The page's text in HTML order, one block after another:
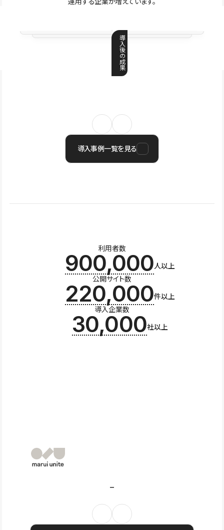
導
入
後
の
成
果
導入事例一覧を見る
利用者数
900,000人以上
公開サイト数
220,000件以上
導入企業数
30,000社以上